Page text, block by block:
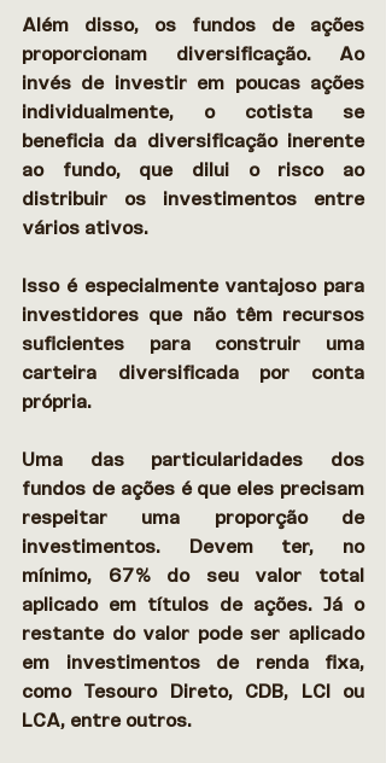
Além disso, os fundos de ações
proporcionam diversificação. Ao
invés de investir em poucas ações
individualmente, o cotista se
beneficia da diversificação inerente
ao fundo, que dilui o risco ao
distribuir os investimentos entre
vários ativos.
Isso é especialmente vantajoso para
investidores que não têm recursos
suficientes para construir uma
carteira diversificada por conta
própria.
Uma das particularidades dos
fundos de ações é que eles precisam
respeitar uma proporção de
investimentos. Devem ter, no
mínimo, 67% do seu valor total
aplicado em títulos de ações. Já o
restante do valor pode ser aplicado
em investimentos de renda fixa,
como Tesouro Direto, CDB, LCI ou
LCA, entre outros.